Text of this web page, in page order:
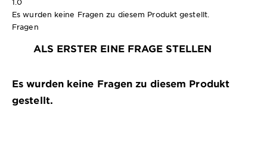
1.0
Es wurden keine Fragen zu diesem Produkt gestellt.
Fragen
ALS ERSTER EINE FRAGE STELLEN
Es wurden keine Fragen zu diesem Produkt
gestellt.